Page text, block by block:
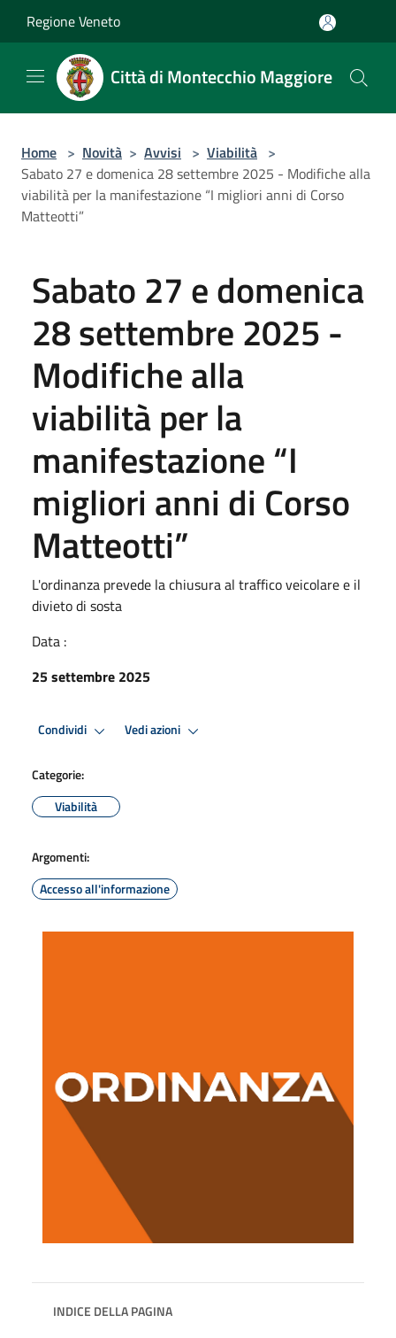
Regione Veneto
Città di Montecchio Maggiore
Home > Novità > Avvisi > Viabilità >
Sabato 27 e domenica 28 settembre 2025 - Modifiche alla
viabilità per la manifestazione “I migliori anni di Corso
Matteotti”
Sabato 27 e domenica
28 settembre 2025 -
Modifiche alla
viabilità per la
manifestazione “I
migliori anni di Corso
Matteotti”
L'ordinanza prevede la chiusura al traffico veicolare e il
divieto di sosta
Data :
25 settembre 2025
Condividi Vedi azioni
Categorie:
Viabilità
Argomenti:
Accesso all'informazione
INDICE DELLA PAGINA